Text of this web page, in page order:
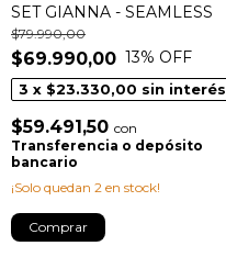
SET GIANNA - SEAMLESS
$69.990,00
$79.990,00
13% OFF
3 x $23.330,00 sin interés
$59.491,50 con
Transferencia o depósito
bancario
¡Solo quedan 2 en stock!
Comprar